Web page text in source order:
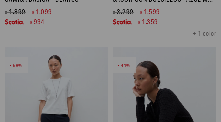
$1.890 $ 1.099
$ 934
+ 1 color
$3.290 $ 1.599
$ 1.359
58 41